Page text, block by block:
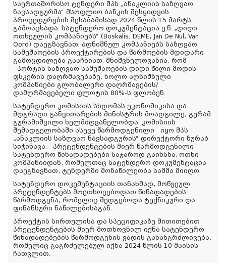
საერთაშორისო ტენდერი შპს „ანაკლიის საზღვაო
ნავსადგურმა“ მსოფლიო ბანკის შესყიდვის
პროცედურების შესაბამისად 2024 წლის 15 მარტს
გამოაცხადა. სატენდერო დოკუმენტაცია ე.წ. „დიდი
ოთხეულის კომპანიებს“ (Boskalis, DEME, Jan De Nul, Van
Oord) დაეგზავნათ. აღნიშნულ კომპანიებს საზღვაო
სამუშაოების პროექტირების და წარმოების მდიდარი
გამოცდილება გააჩნიათ. მნიშვნელოვანია, რომ
პორტის საზღვაო სამუშაოების დიდი წილი მოდის
ფსკერის დაღრმავებაზე, ხოლო აღნიშნული
კომპანიები გლობალური დაღრმავების/
დამღრმავებელი ფლოტის 80%-ს ფლობენ.
სატენდერო კომისიის სხდომას ეკონომიკისა და
მდგრადი განვითარების მინისტრის მოადგილე, გურამ
გურამიშვილი ხელმძღვანელობდა. კომისიის
შემადგელობაში ასევე წარმოდგენილი იყო შპს
„ანაკლიის საზღვაო ნავსადგურის“ დირექტორი ზურაბ
სიჭინავა. პრეტენდენტების მიერ წარმოდგენილი
სატენდერო წინადადებები საჯაროდ გაიხსნა. ოთხი
კომპანიიდან, რომელთაც სატენდერო დოკუმენტაცია
დაეგზავნათ, ტენდერში მონაწილეობა სამმა მიიღო.
სატენდერო დოკუმენტაციის თანახმად, მოწვეულ
პრეტენდენტებს მოეთხოვებოდათ წინადადების
წარმოდგენა, რომელიც შედგებოდა ტექნიკური და
ფინანსური ნაწილებისაგან.
პროექტის სირთულისა და სპეციფიკაზე მითითებით
პრეტენდენტების მიერ მოთხოვნილ იქნა სატენდერო
წინადადებების წარმოდგენის ვადის გახანგრძლივება,
რომელიც გაგრძელებულ იქნა 2024 წლის 10 მაისის
ჩათვლით.